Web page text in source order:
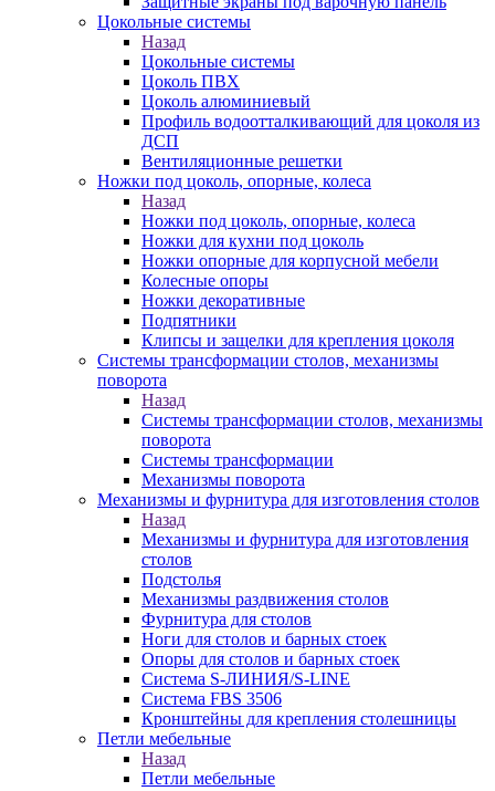
Цокольные системы
Назад
Цокольные системы
Цоколь ПВХ
Цоколь алюминиевый
Профиль водоотталкивающий для цоколя из
ДСП
Вентиляционные решетки
Ножки под цоколь, опорные, колеса
Назад
Ножки под цоколь, опорные, колеса
Ножки для кухни под цоколь
Ножки опорные для корпусной мебели
Колесные опоры
Ножки декоративные
Подпятники
Клипсы и защелки для крепления цоколя
Системы трансформации столов, механизмы
поворота
Назад
Системы трансформации столов, механизмы
поворота
Системы трансформации
Механизмы поворота
Механизмы и фурнитура для изготовления столов
Назад
Механизмы и фурнитура для изготовления
столов
Подстолья
Механизмы раздвижения столов
Фурнитура для столов
Ноги для столов и барных стоек
Опоры для столов и барных стоек
Система S-ЛИНИЯ/S-LINE
Система FBS 3506
Кронштейны для крепления столешницы
Петли мебельные
Назад
Петли мебельные